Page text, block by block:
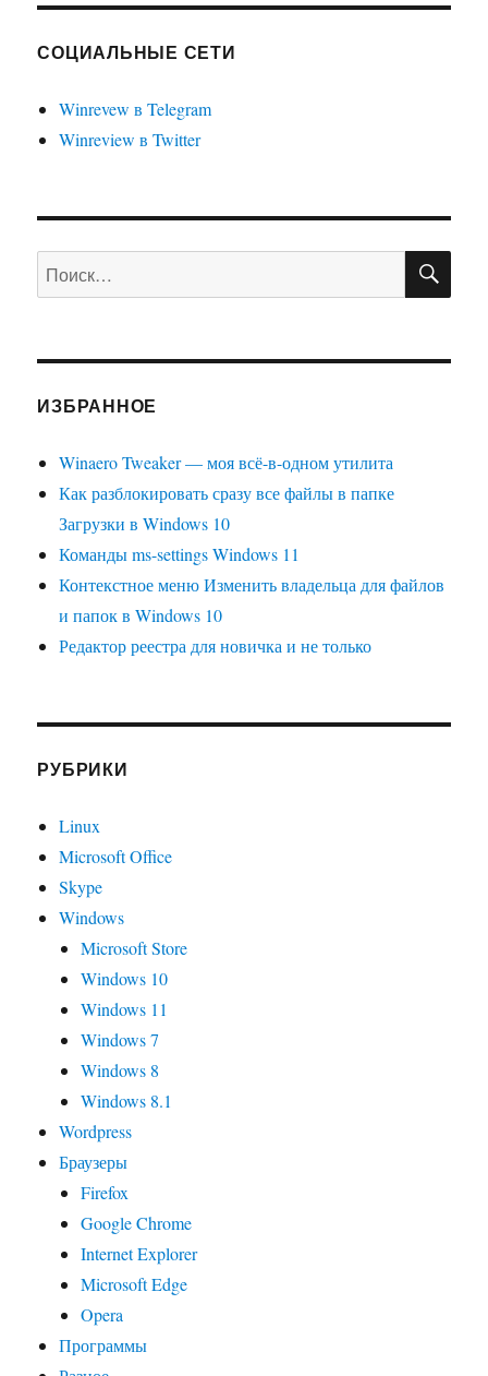
СОЦИАЛЬНЫЕ СЕТИ
Winrevew в Telegram
Winreview в Twitter
Искать:
ИЗБРАННОЕ
Winaero Tweaker — моя всё-в-одном утилита
Как разблокировать сразу все файлы в папке
Загрузки в Windows 10
Команды ms-settings Windows 11
Контекстное меню Изменить владельца для файлов
и папок в Windows 10
Редактор реестра для новичка и не только
РУБРИКИ
Linux
Microsoft Office
Skype
Windows
Microsoft Store
Windows 10
Windows 11
Windows 7
Windows 8
Windows 8.1
Wordpress
Браузеры
Firefox
Google Chrome
Internet Explorer
Microsoft Edge
Opera
Программы